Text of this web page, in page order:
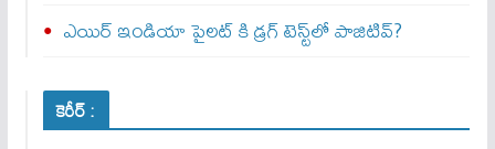
ఎయిర్‌ ఇండియా పైలట్‌ కి డ్రగ్‌ టెస్ట్‌లో పాజిటివ్‌?
కెరీర్ :